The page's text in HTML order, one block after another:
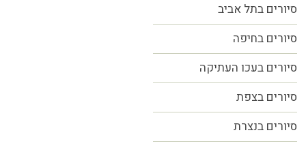
סיורים בתל אביב
סיורים בחיפה
סיורים בעכו העתיקה
סיורים בצפת
סיורים בנצרת